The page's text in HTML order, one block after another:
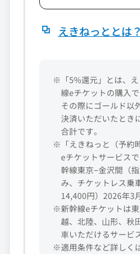
えきねっととは？
※「5%還元」とは、
線eチケットの購入
その際にゴールド以
決済いただいたとき
合計です。
※「えきねっと（予約
eチケットサービス
幹線東京−金沢間（
み、チケットレス乗
14,400円）2026年3
※新幹線eチケットは
越、北陸、⼭形、秋
⾞いただけるサービ
※適用条件など詳しく